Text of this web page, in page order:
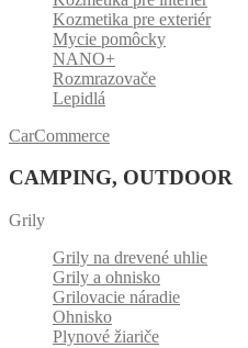
Kozmetika pre exteriér
Mycie pomôcky
NANO+
Rozmrazovače
Lepidlá
CarCommerce
CAMPING, OUTDOOR
Grily
Grily na drevené uhlie
Grily a ohnisko
Grilovacie náradie
Ohnisko
Plynové žiariče